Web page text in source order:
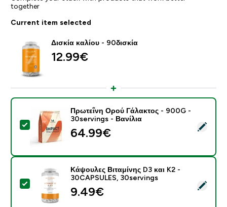
together
Current item selected
Δισκία καλίου - 90δισκία
12.99€‎
Select this product - Πρωτεΐνη Ορού Γάλακτος -
Πρωτεΐνη Ορού Γάλακτος - 900G -
30servings - Βανίλια
64.99€‎
Select this product - Κάψουλες Βιταμίνης D3 και K2
Κάψουλες Βιταμίνης D3 και K2 -
30CAPSULES, 30servings
9.49€‎